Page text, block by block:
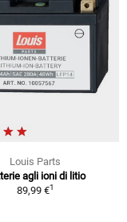
Louis Parts
agli ioni di litio
89,99 €1